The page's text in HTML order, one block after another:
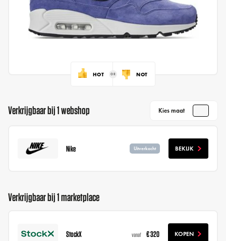
HOT NOT
Verkrijgbaar bij 1 webshop Kies maat
Nike Uitverkocht BEKIJK
Verkrijgbaar bij 1 marketplace
StockX vanaf € 320 KOPEN